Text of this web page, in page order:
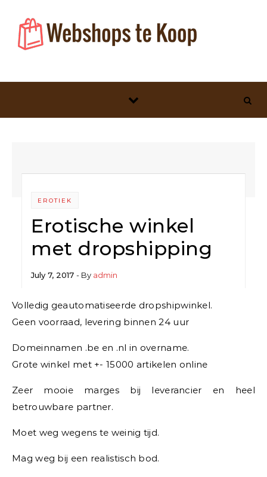
EROTIEK
Erotische winkel
met dropshipping
July 7, 2017 - By admin
Volledig geautomatiseerde dropshipwinkel.
Geen voorraad, levering binnen 24 uur
Domeinnamen .be en .nl in overname.
Grote winkel met +- 15000 artikelen online
Zeer mooie marges bij leverancier en heel
betrouwbare partner.
Moet weg wegens te weinig tijd.
Mag weg bij een realistisch bod.